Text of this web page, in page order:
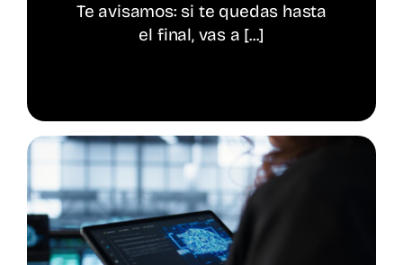
Te avisamos: si te quedas hasta
el final, vas a [...]